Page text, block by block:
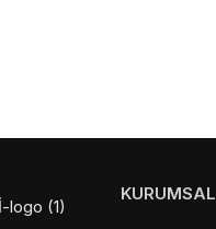
KURUMSAL